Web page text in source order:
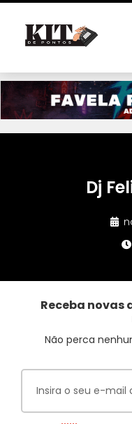
Dj
Receba novas
Não perca